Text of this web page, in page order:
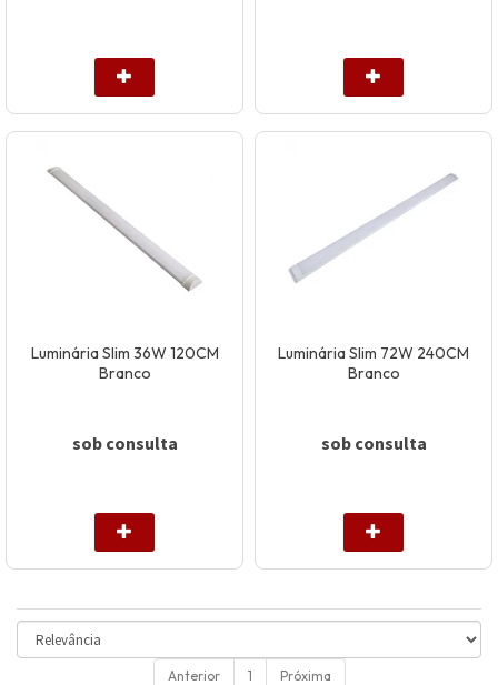
Luminária Slim 36W 120CM
Branco
sob consulta
Luminária Slim 72W 240CM
Branco
sob consulta
Anterior 1 Próxima